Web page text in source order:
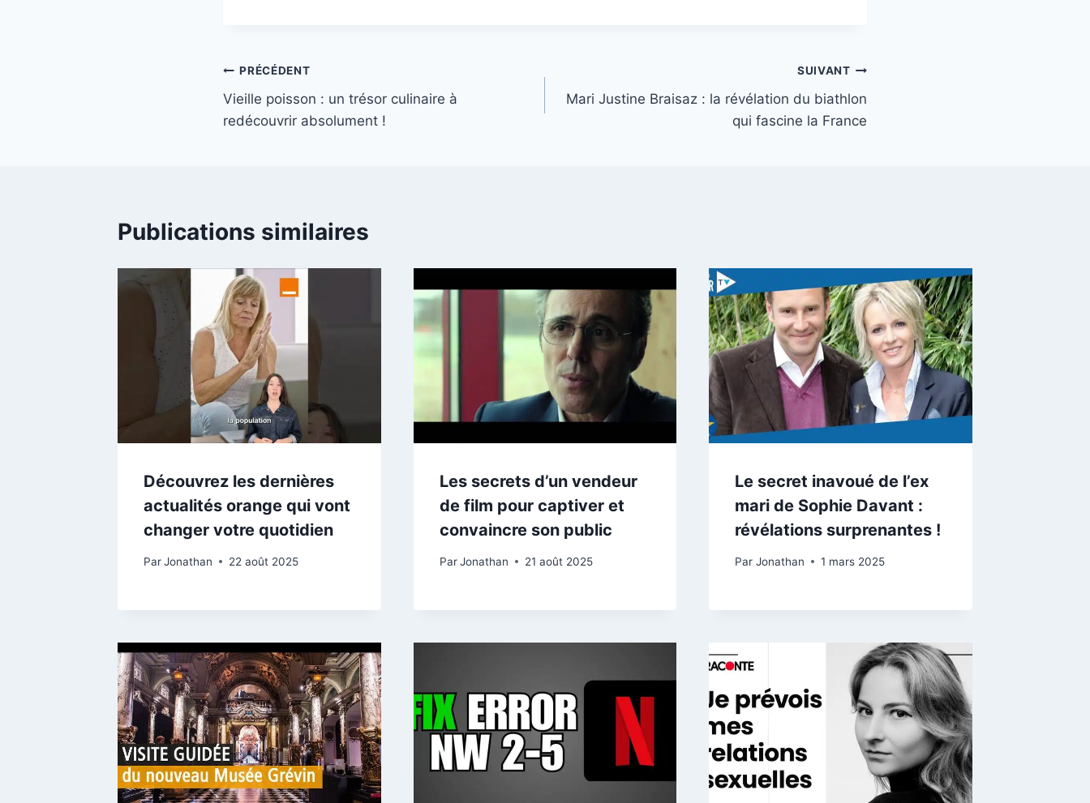
Navigation
de
PRÉCÉDENT
Vieille poisson : un trésor culinaire à
redécouvrir absolument !
SUIVANT
Mari Justine Braisaz : la révélation du biathlon
qui fascine la France
Publications similaires
Découvrez les dernières
actualités orange qui vont
changer votre quotidien
ParJonathan 22 août 2025
Les secrets d’un vendeur
de film pour captiver et
convaincre son public
Par Jonathan 21 août 2025
Le secret inavoué de l’ex
mari de Sophie Davant :
révélations surprenantes !
Par Jonathan 1 mars 2025